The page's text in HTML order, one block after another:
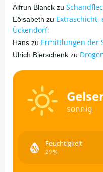
Alfrun Blanck zu
Eöisabeth zu Extraschicht,
Ückendorf:
Hans zu Ermittlungen der
Ulrich Bierschenk zu
sonnig
Feuchtigkeit
29%